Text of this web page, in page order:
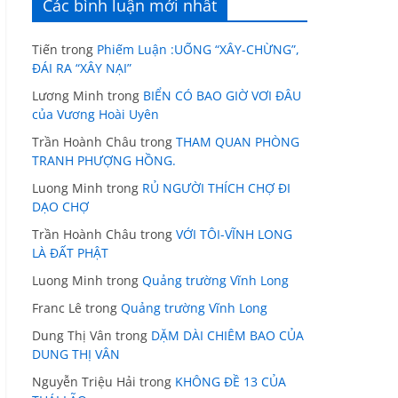
Các bình luận mới nhất
Tiến trong Phiếm Luận :UỐNG “XÂY-CHỪNG”,
ĐÁI RA “XÂY NẠI”
Lương Minh trong BIỂN CÓ BAO GIỜ VƠI ĐÂU
của Vương Hoài Uyên
Trần Hoành Châu trong THAM QUAN PHÒNG
TRANH PHƯỢNG HỒNG.
Luong Minh trong RỦ NGƯỜI THÍCH CHỢ ĐI
DẠO CHỢ
Trần Hoành Châu trong VỚI TÔI-VĨNH LONG
LÀ ĐẤT PHẬT
Luong Minh trong Quảng trường Vĩnh Long
Franc Lê trong Quảng trường Vĩnh Long
Dung Thị Vân trong DẶM DÀI CHIÊM BAO CỦA
DUNG THỊ VÂN
Nguyễn Triệu Hải trong KHÔNG ĐỀ 13 CỦA